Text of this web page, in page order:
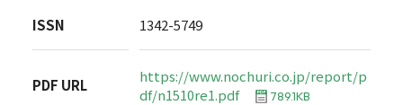
ISSN 1342-5749
PDF URL
https://www.nochuri.co.jp/report/p
df/n1510re1.pdf
789.1KB